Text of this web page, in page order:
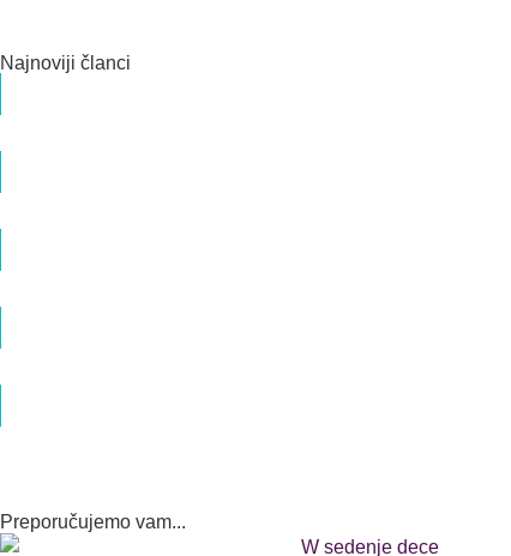
Najnoviji članci
Preporučujemo vam...